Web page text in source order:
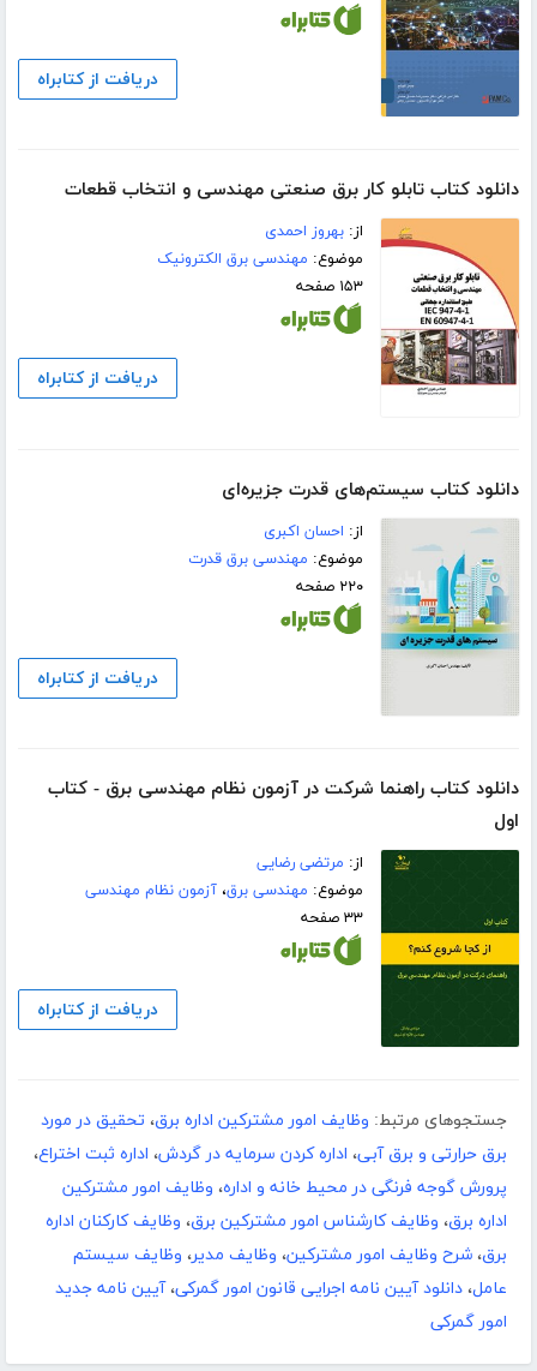
دریافت از کتابراه
دانلود کتاب تابلو کار برق صنعتی مهندسی و انتخاب قطعات
از:بهروز احمدی
موضوع: مهندسی برق الکترونیک
۱۵۳ صفحه
دریافت از کتابراه
دانلود کتاب سیستم‌های قدرت جزیره‌ای
از: احسان اکبری
موضوع: مهندسی برق قدرت
۲۲۰ صفحه
دریافت از کتابراه
دانلود کتاب راهنما شرکت در آزمون نظام مهندسی برق - کتاب
اول
از: مرتضی رضایی
موضوع: مهندسی برق،آزمون نظام مهندسی
۳۳ صفحه
دریافت از کتابراه
جستجوهای مرتبط: وظایف امور مشترکین اداره برق، تحقیق در مورد
برق حرارتی و برق آبی، اداره کردن سرمایه در گردش، اداره ثبت اختراع،
پرورش گوجه فرنگی در محیط خانه و اداره، وظایف امور مشترکین
اداره برق، وظایف کارشناس امور مشترکین برق، وظایف کارکنان اداره
برق، شرح وظایف امور مشترکین، وظایف مدیر، وظایف سیستم
عامل، دانلود آیین نامه اجرایی قانون امور گمرکی،آیین نامه جدید
امور گمرکی